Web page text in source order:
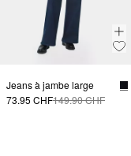
Jeans à jambe large
73.95 CHF149.90 CHF